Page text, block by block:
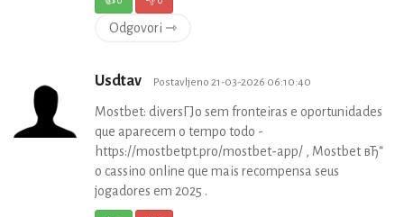
Odgovori ⇾
Usdtav Postavljeno 21-03-2026 06:10:40
Mostbet: diversГЈo sem fronteiras e oportunidades
que aparecem o tempo todo -
https://mostbetpt.pro/mostbet-app/ , Mostbet вЂ“
o cassino online que mais recompensa seus
jogadores em 2025 .